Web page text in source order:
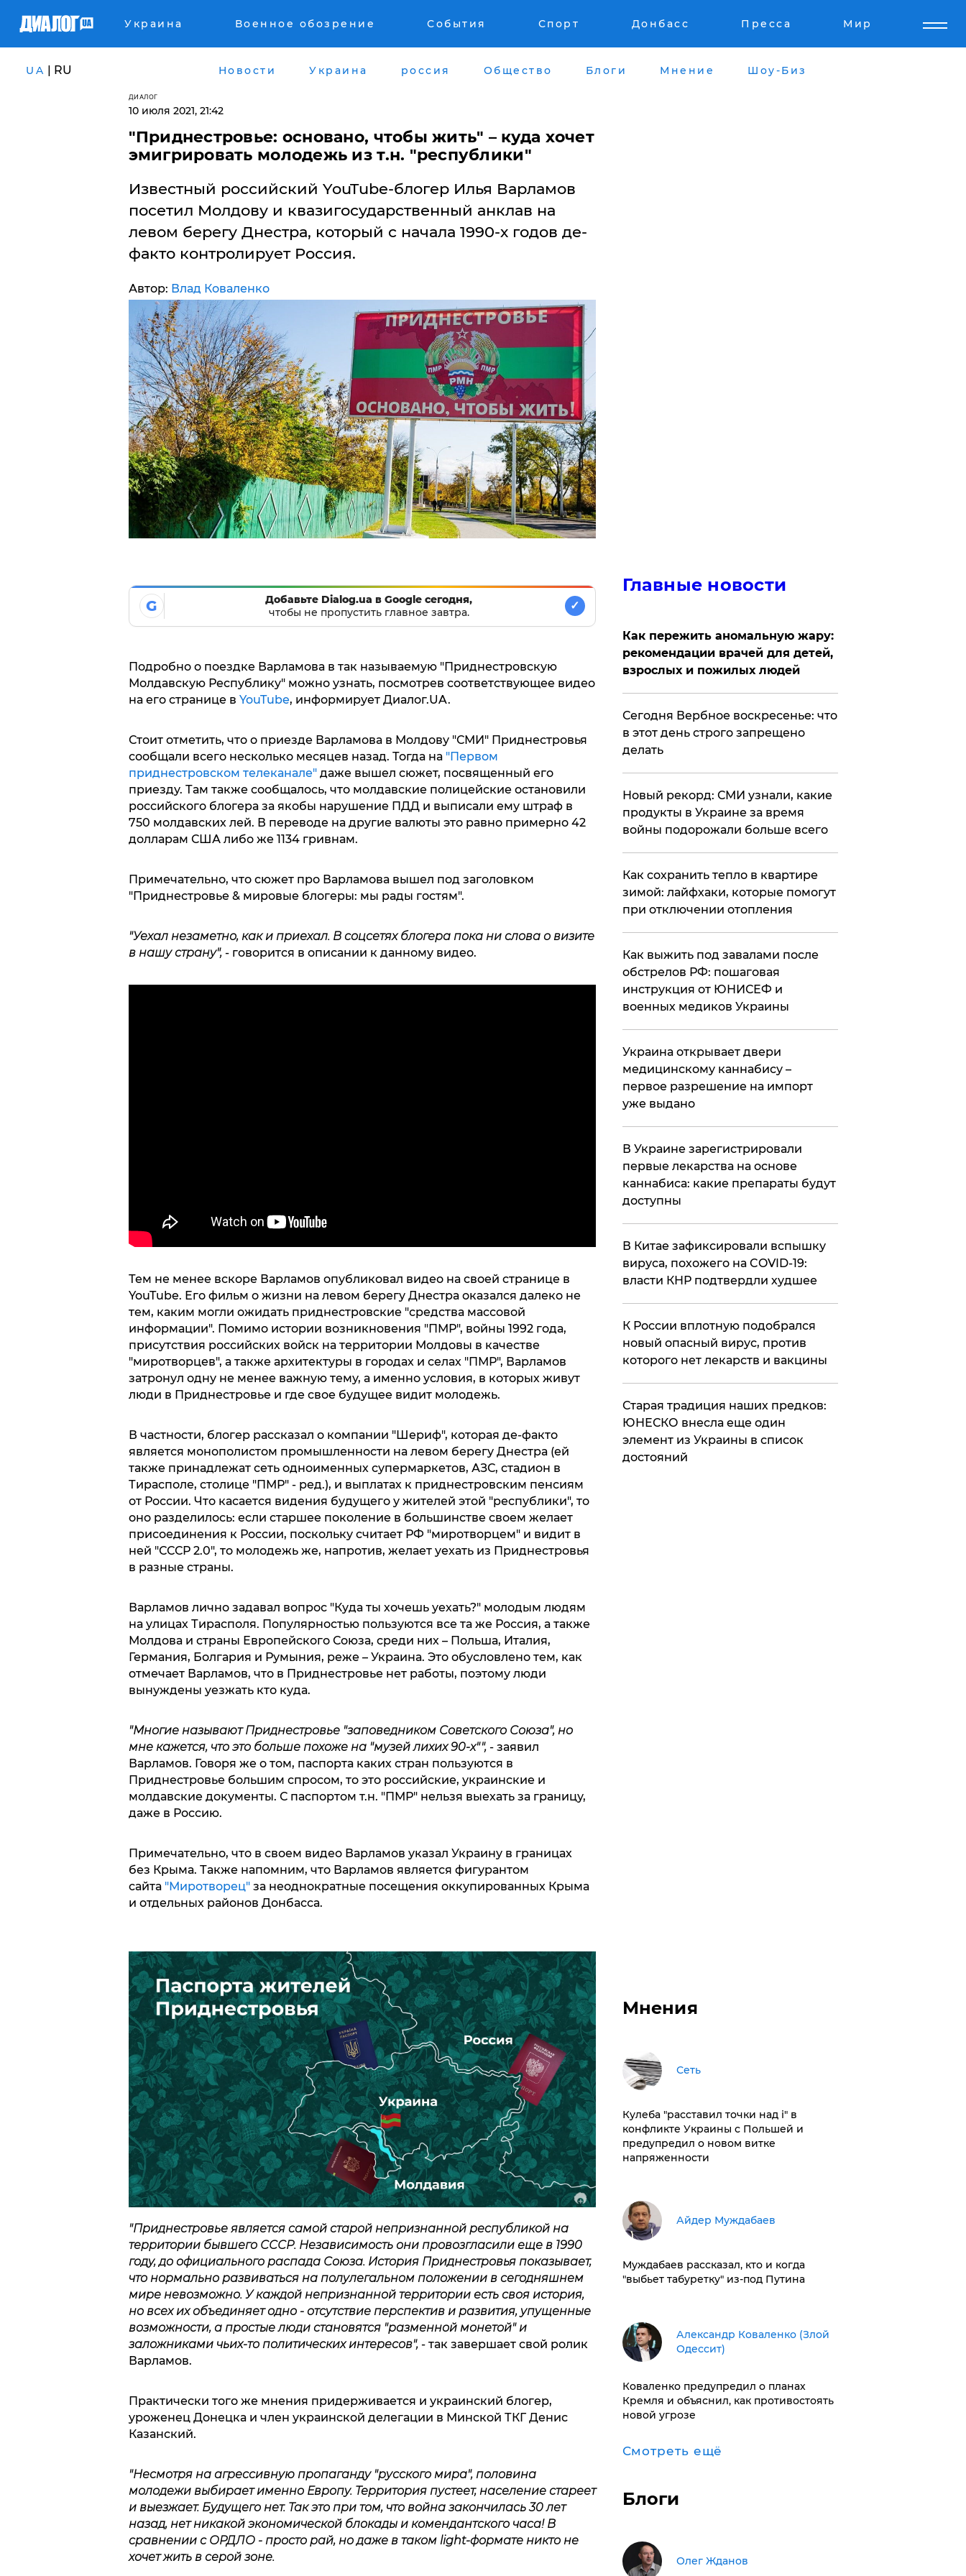
Украина Военное обозрение События Спорт Донбасс Пресса Мир
UA | RU Новости Украина россия Общество Блоги Мнение Шоу-Биз
ДИАЛОГ
10 июля 2021, 21:42
"Приднестровье: основано, чтобы жить" – куда хочет
эмигрировать молодежь из т.н. "республики"
Известный российский YouTube-блогер Илья Варламов
посетил Молдову и квазигосударственный анклав на
левом берегу Днестра, который с начала 1990-х годов де-
факто контролирует Россия.
Автор: Влад Коваленко
G
Добавьте Dialog.ua в Google сегодня,
чтобы не пропустить главное завтра.
✓
Подробно о поездке Варламова в так называемую "Приднестровскую
Молдавскую Республику" можно узнать, посмотрев соответствующее видео
на его странице в YouTube, информирует Диалог.UA.
Стоит отметить, что о приезде Варламова в Молдову "СМИ" Приднестровья
сообщали всего несколько месяцев назад. Тогда на "Первом
приднестровском телеканале"даже вышел сюжет, посвященный его
приезду. Там также сообщалось, что молдавские полицейские остановили
российского блогера за якобы нарушение ПДД и выписали ему штраф в
750 молдавских лей. В переводе на другие валюты это равно примерно 42
долларам США либо же 1134 гривнам.
Примечательно, что сюжет про Варламова вышел под заголовком
"Приднестровье & мировые блогеры: мы рады гостям".
"Уехал незаметно, как и приехал. В соцсетях блогера пока ни слова о визите
в нашу страну",- говорится в описании к данному видео.
Тем не менее вскоре Варламов опубликовал видео на своей странице в
YouTube. Его фильм о жизни на левом берегу Днестра оказался далеко не
тем, каким могли ожидать приднестровские "средства массовой
информации". Помимо истории возникновения "ПМР", войны 1992 года,
присутствия российских войск на территории Молдовы в качестве
"миротворцев", а также архитектуры в городах и селах "ПМР", Варламов
затронул одну не менее важную тему, а именно условия, в которых живут
люди в Приднестровье и где свое будущее видит молодежь.
В частности, блогер рассказал о компании "Шериф", которая де-факто
является монополистом промышленности на левом берегу Днестра (ей
также принадлежат сеть одноименных супермаркетов, АЗС, стадион в
Тирасполе, столице "ПМР" - ред.), и выплатах к приднестровским пенсиям
от России. Что касается видения будущего у жителей этой "республики", то
оно разделилось: если старшее поколение в большинстве своем желает
присоединения к России, поскольку считает РФ "миротворцем" и видит в
ней "СССР 2.0", то молодежь же, напротив, желает уехать из Приднестровья
в разные страны.
Варламов лично задавал вопрос "Куда ты хочешь уехать?" молодым людям
на улицах Тирасполя. Популярностью пользуются все та же Россия, а также
Молдова и страны Европейского Союза, среди них – Польша, Италия,
Германия, Болгария и Румыния, реже – Украина. Это обусловлено тем, как
отмечает Варламов, что в Приднестровье нет работы, поэтому люди
вынуждены уезжать кто куда.
"Многие называют Приднестровье "заповедником Советского Союза", но
мне кажется, что это больше похоже на "музей лихих 90-х"",- заявил
Варламов. Говоря же о том, паспорта каких стран пользуются в
Приднестровье большим спросом, то это российские, украинские и
молдавские документы. С паспортом т.н. "ПМР" нельзя выехать за границу,
даже в Россию.
Примечательно, что в своем видео Варламов указал Украину в границах
без Крыма. Также напомним, что Варламов является фигурантом
сайта "Миротворец"за неоднократные посещения оккупированных Крыма
и отдельных районов Донбасса.
"Приднестровье является самой старой непризнанной республикой на
территории бывшего СССР. Независимость они провозгласили еще в 1990
году, до официального распада Союза. История Приднестровья показывает,
что нормально развиваться на полулегальном положении в сегодняшнем
мире невозможно. У каждой непризнанной территории есть своя история,
но всех их объединяет одно - отсутствие перспектив и развития, упущенные
возможности, а простые люди становятся "разменной монетой" и
заложниками чьих-то политических интересов", - так завершает свой ролик
Варламов.
Практически того же мнения придерживается и украинский блогер,
уроженец Донецка и член украинской делегации в Минской ТКГ Денис
Казанский.
"Несмотря на агрессивную пропаганду "русского мира", половина
молодежи выбирает именно Европу. Территория пустеет, население стареет
и выезжает. Будущего нет. Так это при том, что война закончилась 30 лет
назад, нет никакой экономической блокады и комендантского часа! В
сравнении с ОРДЛО - просто рай, но даже в таком light-формате никто не
хочет жить в серой зоне.
Главные новости
Как пережить аномальную жару:
рекомендации врачей для детей,
взрослых и пожилых людей
​Сегодня Вербное воскресенье: что
в этот день строго запрещено
делать
Новый рекорд: СМИ узнали, какие
продукты в Украине за время
войны подорожали больше всего
​Как сохранить тепло в квартире
зимой: лайфхаки, которые помогут
при отключении отопления
Как выжить под завалами после
обстрелов РФ: пошаговая
инструкция от ЮНИСЕФ и
военных медиков Украины
Украина открывает двери
медицинскому каннабису –
первое разрешение на импорт
уже выдано
В Украине зарегистрировали
первые лекарства на основе
каннабиса: какие препараты будут
доступны
В Китае зафиксировали вспышку
вируса, похожего на COVID-19:
власти КНР подтвердли худшее
К России вплотную подобрался
новый опасный вирус, против
которого нет лекарств и вакцины
​Старая традиция наших предков:
ЮНЕСКО внесла еще один
элемент из Украины в список
достояний
Мнения
Сеть
Кулеба "расставил точки над і" в
конфликте Украины с Польшей и
предупредил о новом витке
напряженности
Айдер Муждабаев
Муждабаев рассказал, кто и когда
"выбьет табуретку" из-под Путина
Александр Коваленко (Злой
Одессит)
Коваленко предупредил о планах
Кремля и объяснил, как противостоять
новой угрозе
Смотреть ещё
Блоги
Олег Жданов